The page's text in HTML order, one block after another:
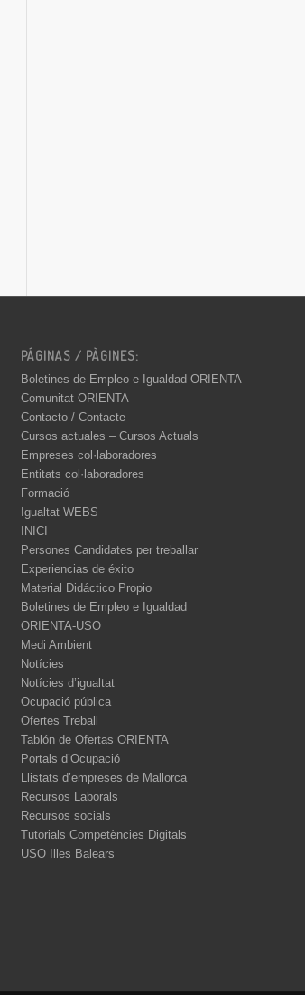
PÁGINAS / PÀGINES:
Boletines de Empleo e Igualdad ORIENTA
Comunitat ORIENTA
Contacto / Contacte
Cursos actuales – Cursos Actuals
Empreses col·laboradores
Entitats col·laboradores
Formació
Igualtat WEBS
INICI
Persones Candidates per treballar
Experiencias de éxito
Material Didáctico Propio
Boletines de Empleo e Igualdad
ORIENTA-USO
Medi Ambient
Notícies
Notícies d’igualtat
Ocupació pública
Ofertes Treball
Tablón de Ofertas ORIENTA
Portals d’Ocupació
Llistats d’empreses de Mallorca
Recursos Laborals
Recursos socials
Tutorials Competències Digitals
USO Illes Balears